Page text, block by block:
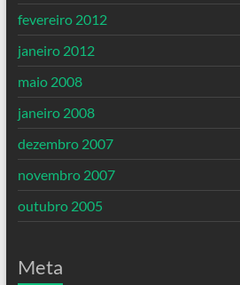
fevereiro 2012
janeiro 2012
maio 2008
janeiro 2008
dezembro 2007
novembro 2007
outubro 2005
Meta